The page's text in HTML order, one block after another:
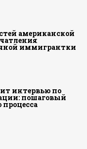
американской
иммигрантки
интервью по
пошаговый
процесса